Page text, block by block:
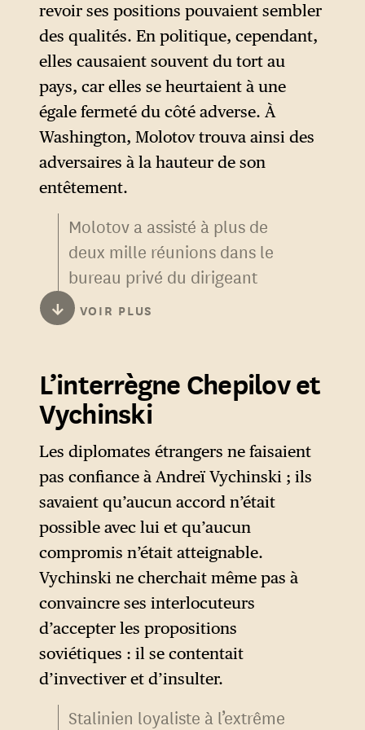
C’est ce qu’il fit avec Georges
Bidault, qui tentait d’imposer
la présence de la France à la
conférence de Potsdam.
Comme le rapporte le
Secrétaire d’État américain
John Foster Dulles :
pousser [Bidault] à quitter la
conférence. À cette fin,
Molotov tenta de porter
outrage à l’honneur français
lui arrivait aussi de demander
un report sans en informer
Bidault. Ce dernier, qui se
présentait ponctuellement à
l’heure prévue, attendait avec
une impatience croissante
que ses collègues se
manifestent, avant de
retourner à son hôtel. À
plusieurs reprises, il fut sur le
point de rentrer à Paris. »
Dans ses Mémoires (
raconte comment l’homme de
revoir ses positions pouvaient sembler
des qualités. En politique, cependant,
elles causaient souvent du tort au
pays, car elles se heurtaient à une
égale fermeté du côté adverse. À
Washington, Molotov trouva ainsi des
adversaires à la hauteur de son
entêtement.
Molotov a assisté à plus de
deux mille réunions dans le
bureau privé du dirigeant
soviétique entre 1928 et
1953
Staline — il tombera en
disgrâce sous Khrouchtchev et
mourra en 1986 — sa
pratique brutale des
négociations est surtout mise
au service d’un projet
idéologique dont on retrouve
une continuité jusqu’à Poutine
ouSourkov. En 1946, dans son
livreProblèmes de politique
étrangère , il écrit qu’« il est
parfois difficile de faire la
distinction entre le désir de
sécurité et le désir
↓ VOIR PLUS
L’interrègne Chepilov et
Vychinski
Les diplomates étrangers ne faisaient
pas confiance à Andreï Vychinski ; ils
savaient qu’aucun accord n’était
possible avec lui et qu’aucun
compromis n’était atteignable.
Vychinski ne cherchait même pas à
convaincre ses interlocuteurs
d’accepter les propositions
soviétiques : il se contentait
d’invectiver et d’insulter.
Stalinien loyaliste à l’extrême